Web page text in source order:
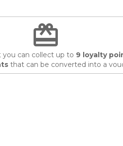
redeem
you can collect up to 9 loyalty
that can be converted into a